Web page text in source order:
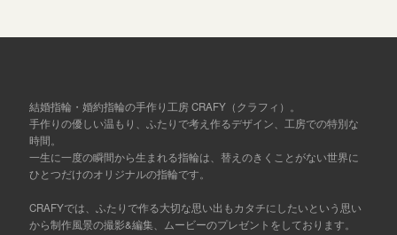
結婚指輪・婚約指輪の手作り工房 CRAFY（クラフィ）。
手作りの優しい温もり、ふたりで考え作るデザイン、工房での特別な
時間。
一生に一度の瞬間から生まれる指輪は、替えのきくことがない世界に
ひとつだけのオリジナルの指輪です。
CRAFYでは、ふたりで作る大切な思い出もカタチにしたいという思い
から制作風景の撮影&編集、ムービーのプレゼントをしております。